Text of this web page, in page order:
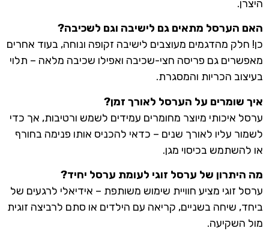
היצרן.
האם הערסל מתאים גם לישיבה וגם לשכיבה?
כן! חלק מהדגמים מעוצבים לישיבה זקופה ונוחה, בעוד אחרים
מאפשרים גם פריסה חצי-שכיבה ואפילו שכיבה מלאה – תלוי
בעיצוב הכריות והמסגרת.
איך שומרים על הערסל לאורך זמן?
ערסל איכותי מיוצר מחומרים עמידים לשמש ורטיבות, אך כדי
לשמור עליו לאורך שנים – כדאי להכניס אותו פנימה בחורף
או להשתמש בכיסוי מגן.
מה היתרון של ערסל זוגי לעומת ערסל יחיד?
ערסל זוגי מציע חוויית שימוש משותפת – אידיאלי לרגעים של
ביחד, שיחה בשניים, קריאה עם הילדים או סתם לרביצה זוגית
מול השקיעה.